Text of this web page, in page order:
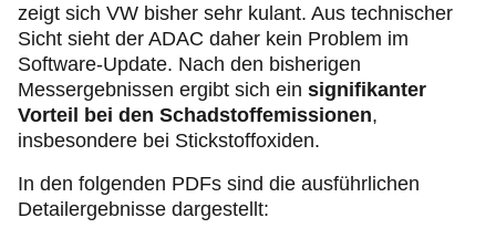
zeigt sich VW bisher sehr kulant. Aus technischer
Sicht sieht der ADAC daher kein Problem im
Software-Update. Nach den bisherigen
Messergebnissen ergibt sich ein signifikanter
Vorteil bei den Schadstoffemissionen,
insbesondere bei Stickstoffoxiden.
In den folgenden PDFs sind die ausführlichen
Detailergebnisse dargestellt: